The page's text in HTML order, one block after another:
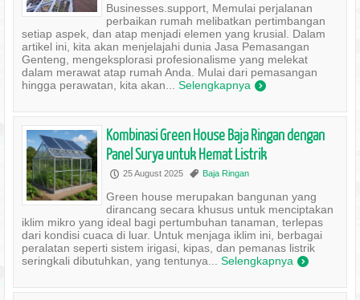
Businesses.support, Memulai perjalanan
perbaikan rumah melibatkan pertimbangan
setiap aspek, dan atap menjadi elemen yang krusial. Dalam
artikel ini, kita akan menjelajahi dunia Jasa Pemasangan
Genteng, mengeksplorasi profesionalisme yang melekat
dalam merawat atap rumah Anda. Mulai dari pemasangan
hingga perawatan, kita akan... Selengkapnya )
Kombinasi Green House Baja Ringan dengan
Panel Surya untuk Hemat Listrik
P 25 August 2025 , Baja Ringan
Green house merupakan bangunan yang
dirancang secara khusus untuk menciptakan
iklim mikro yang ideal bagi pertumbuhan tanaman, terlepas
dari kondisi cuaca di luar. Untuk menjaga iklim ini, berbagai
peralatan seperti sistem irigasi, kipas, dan pemanas listrik
seringkali dibutuhkan, yang tentunya... Selengkapnya )